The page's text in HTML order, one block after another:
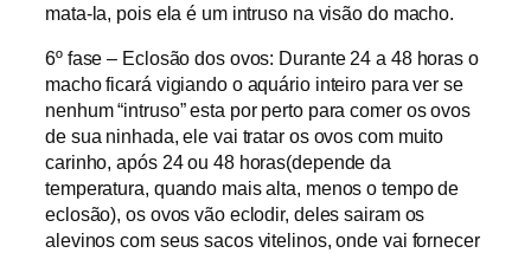
mata-la, pois ela é um intruso na visão do macho.
6º fase – Eclosão dos ovos: Durante 24 a 48 horas o
macho ficará vigiando o aquário inteiro para ver se
nenhum “intruso” esta por perto para comer os ovos
de sua ninhada, ele vai tratar os ovos com muito
carinho, após 24 ou 48 horas(depende da
temperatura, quando mais alta, menos o tempo de
eclosão), os ovos vão eclodir, deles sairam os
alevinos com seus sacos vitelinos, onde vai fornecer